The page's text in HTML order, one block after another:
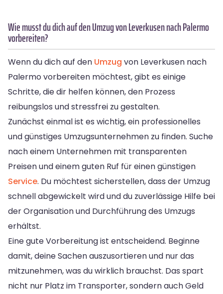
Wie musst du dich auf den Umzug von Leverkusen nach Palermo
vorbereiten?
Wenn du dich auf den Umzug von Leverkusen nach
Palermo vorbereiten möchtest, gibt es einige
Schritte, die dir helfen können, den Prozess
reibungslos und stressfrei zu gestalten.
Zunächst einmal ist es wichtig, ein professionelles
und günstiges Umzugsunternehmen zu finden. Suche
nach einem Unternehmen mit transparenten
Preisen und einem guten Ruf für einen günstigen
Service. Du möchtest sicherstellen, dass der Umzug
schnell abgewickelt wird und du zuverlässige Hilfe bei
der Organisation und Durchführung des Umzugs
erhältst.
Eine gute Vorbereitung ist entscheidend. Beginne
damit, deine Sachen auszusortieren und nur das
mitzunehmen, was du wirklich brauchst. Das spart
nicht nur Platz im Transporter, sondern auch Geld